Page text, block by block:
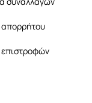
απορρήτου
επιστροφών